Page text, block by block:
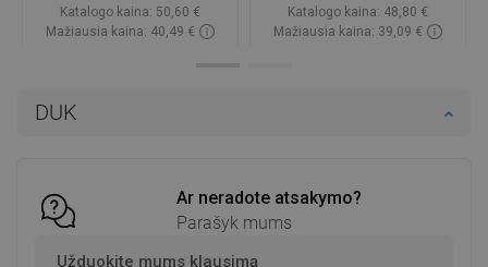
DUK
Ar neradote atsakymo?
Parašyk mums
Užduokite mums klausimą
Katalogo kaina: 50,60 €
Mažiausia kaina: 40,49 €
Katalogo kaina: 48,80 €
Mažiausia kaina: 39,09 €